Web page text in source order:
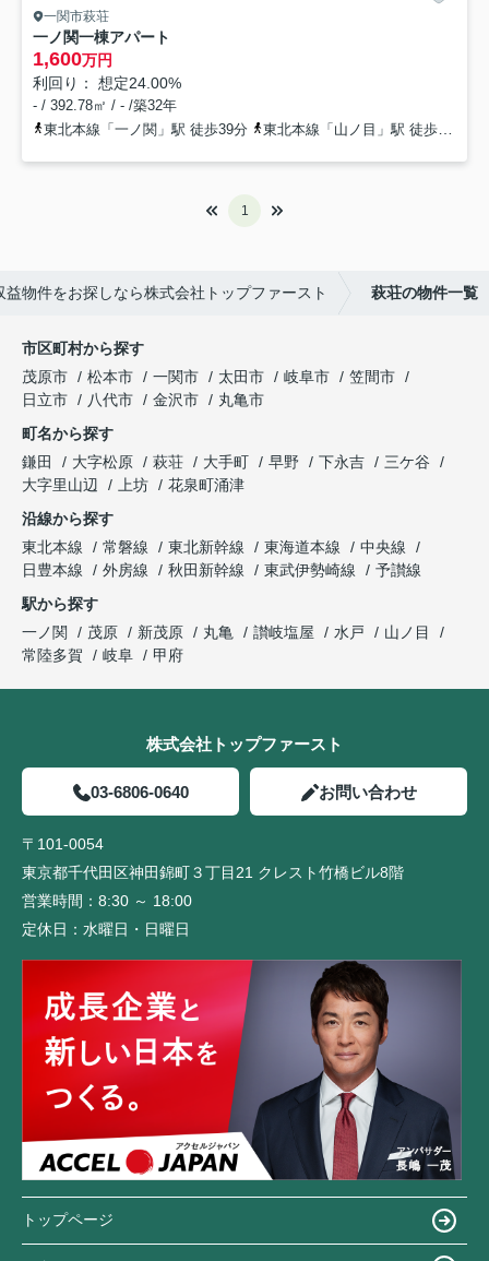
一関市萩荘
一ノ関一棟アパート
1,600万円
利回り： 想定24.00%
- / 392.78㎡ / - /築32年
東北本線「一ノ関」駅 徒歩39分
東北本線「山ノ目」駅 徒歩57分
1
益物件をお探しなら株式会社トップファースト 萩荘の物件一覧
市区町村から探す
茂原市
松本市 一関市 太田市 岐阜市
笠間市
日立市
八代市 金沢市
丸亀市
町名から探す
鎌田
大字松原 萩荘 大手町 早野 下永吉
三ケ谷
大字里山辺
上坊
花泉町涌津
沿線から探す
東北本線
常磐線 東北新幹線 東海道本線
中央線
日豊本線
外房線 秋田新幹線 東武伊勢崎線
予讃線
駅から探す
一ノ関
茂原 新茂原 丸亀 讃岐塩屋 水戸
山ノ目
常陸多賀
岐阜 甲府
株式会社トップファースト
03-6806-0640 お問い合わせ
〒101-0054
東京都千代田区神田錦町３丁目21 クレスト竹橋ビル8階
営業時間： 8:30 ～ 18:00
定休日： 水曜日・日曜日
トップページ